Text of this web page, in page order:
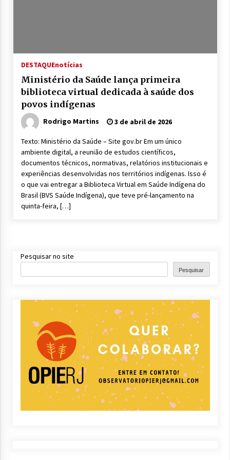
DESTAQUEnotícias
Ministério da Saúde lança primeira
biblioteca virtual dedicada à saúde dos
povos indígenas
Rodrigo Martins 3 de abril de 2026
Texto: Ministério da Saúde – Site gov.br Em um único
ambiente digital, a reunião de estudos científicos,
documentos técnicos, normativas, relatórios institucionais e
experiências desenvolvidas nos territórios indígenas. Isso é
o que vai entregar a Biblioteca Virtual em Saúde Indígena do
Brasil (BVS Saúde Indígena), que teve pré-lançamento na
quinta-feira, […]
Pesquisar no site
Pesquisar